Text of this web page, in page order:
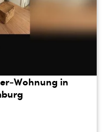
Wohnung in